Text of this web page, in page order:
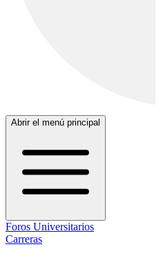
Abrir el menú principal
Foros Universitarios
Carreras